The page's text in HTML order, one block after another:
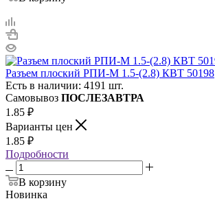
Разъем плоский РПИ-М 1.5-(2.8) КВТ 50198
Есть в наличии: 4191 шт.
Самовывоз ПОСЛЕЗАВТРА
1.85 ₽
Варианты цен
1.85 ₽
Подробности
В корзину
Новинка